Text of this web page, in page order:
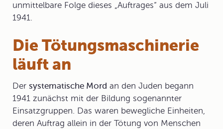
unmittelbare Folge dieses „Auftrages“ aus dem Juli
1941.
Die Tötungsmaschinerie
läuft an
Der systematische Mord an den Juden begann
1941 zunächst mit der Bildung sogenannter
Einsatzgruppen. Das waren bewegliche Einheiten,
deren Auftrag allein in der Tötung von Menschen